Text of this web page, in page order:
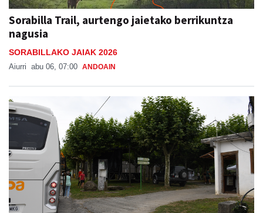
Sorabilla Trail, aurtengo jaietako berrikuntza
nagusia
SORABILLAKO JAIAK 2026
Aiurri abu 06, 07:00 ANDOAIN